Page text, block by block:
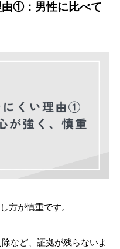
①：男性に比べて
方が慎重です。
など、証拠が残らないよ